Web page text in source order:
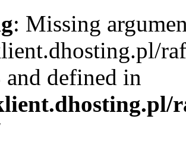
: Missing
defined in